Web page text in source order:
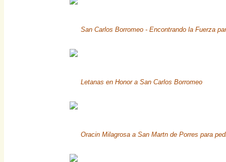
San Carlos Borromeo - Encontrando la Fuerza
Letanas en Honor a San Carlos Borromeo
Oracin Milagrosa a San Martn de Porres para